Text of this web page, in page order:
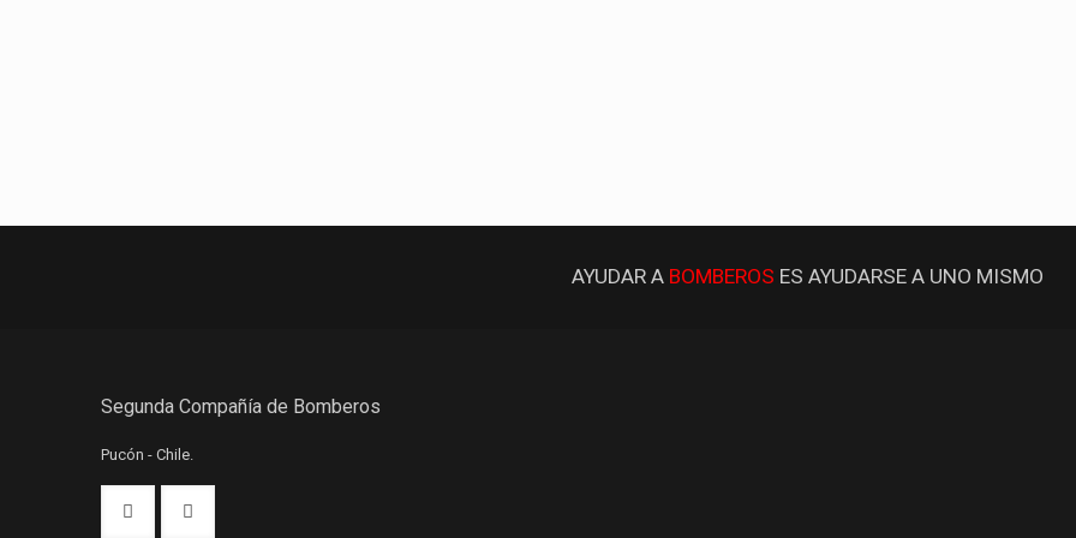
AYUDAR A BOMBEROS ES AYUDARSE A UNO MISMO
Segunda Compañía de Bomberos
Pucón - Chile.